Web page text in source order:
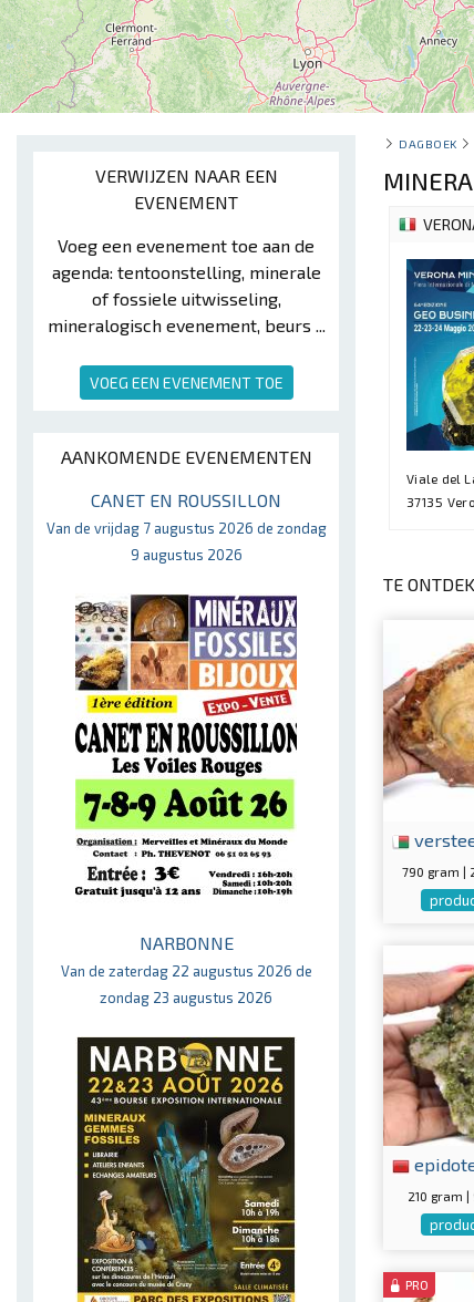
VERWIJZEN NAAR EEN
EVENEMENT
Voeg een evenement toe aan de
agenda: tentoonstelling, minerale
of fossiele uitwisseling,
mineralogisch evenement, beurs ...
VOEG EEN EVENEMENT TOE
AANKOMENDE EVENEMENTEN
CANET EN ROUSSILLON
Van de vrijdag 7 augustus 2026 de zondag
9 augustus 2026
NARBONNE
Van de zaterdag 22 augustus 2026 de
zondag 23 augustus 2026
DAGBOEK
Viale del
37135
TE
790 gram |
210 gram
PRO